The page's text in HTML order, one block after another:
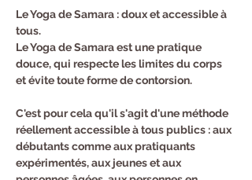
Le Yoga de Samara : doux et accessible à
tous.
Le Yoga de Samara est une pratique
douce, qui respecte les limites du corps
et évite toute forme de contorsion.
C'est pour cela qu'il s'agit d'une méthode
réellement accessible à tous publics : aux
débutants comme aux pratiquants
expérimentés, aux jeunes et aux